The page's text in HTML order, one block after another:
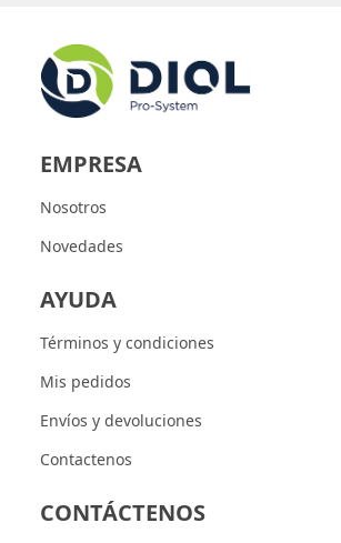
EMPRESA
Nosotros
Novedades
AYUDA
Términos y condiciones
Mis pedidos
Envíos y devoluciones
Contactenos
CONTÁCTENOS